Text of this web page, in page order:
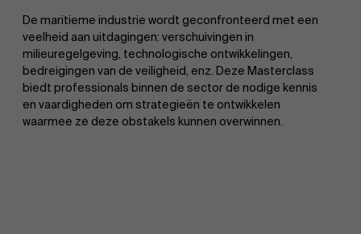
De maritieme industrie wordt geconfronteerd met een
veelheid aan uitdagingen: verschuivingen in
milieuregelgeving, technologische ontwikkelingen,
bedreigingen van de veiligheid, enz. Deze Masterclass
biedt professionals binnen de sector de nodige kennis
en vaardigheden om strategieën te ontwikkelen
waarmee ze deze obstakels kunnen overwinnen.